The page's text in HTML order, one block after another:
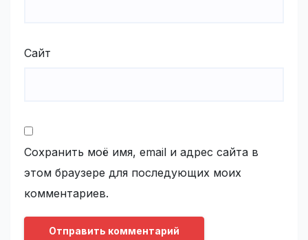
Сайт
Сохранить моё имя, email и адрес сайта в
этом браузере для последующих моих
комментариев.